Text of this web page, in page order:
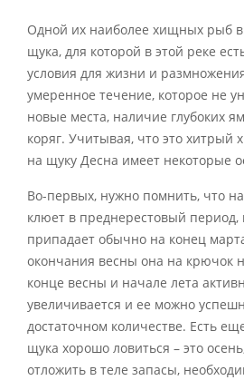
Одной их наиболее хищных рыб в
щука, для которой в этой реке
условия для жизни и
умеренное течение, которое не
новые места, наличие глубоких
коряг. Учитывая, что это хитрый
на щуку Десна имеет некоторые
Во-первых, нужно помнить, что
клюет в преднерестовый период,
припадает обычно на конец
окончания весны она на крючок
конце весны и начале лета
увеличивается и ее можно
достаточном количестве. Есть
щука хорошо ловиться – это
отложить в теле запасы,